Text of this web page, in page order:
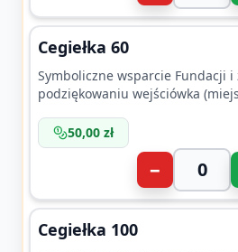
Cegiełka 60
Symboliczne wsparcie Fundacji i
podziękowaniu wejściówka
50,00 zł
−
Cegiełka 100